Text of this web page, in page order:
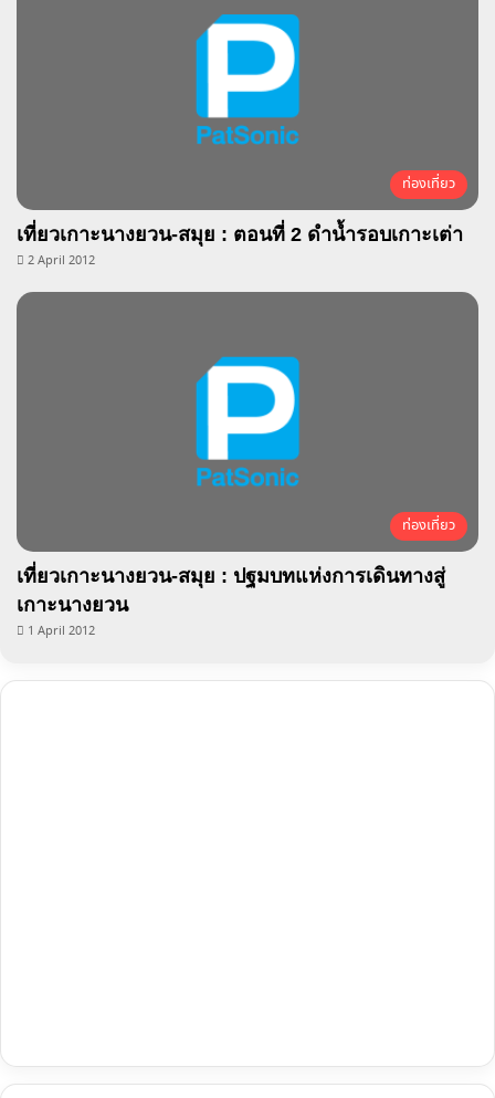
ท่องเที่ยว
เที่ยวเกาะนางยวน-สมุย : ตอนที่ 2 ดำน้ำรอบเกาะเต่า
2 April 2012
ท่องเที่ยว
เที่ยวเกาะนางยวน-สมุย : ปฐมบทแห่งการเดินทางสู่
เกาะนางยวน
1 April 2012